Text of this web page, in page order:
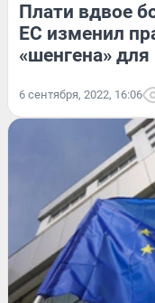
Плати вдвое
ЕС изменил
«шенгена» для
6 сентября, 2022, 16:06